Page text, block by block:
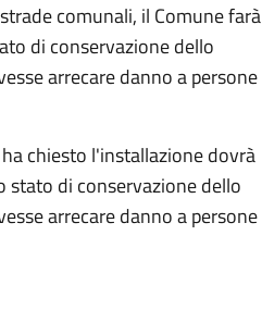
comunali, il Comune farà
di conservazione dello
arrecare danno a persone
chiesto l'installazione dovrà
di conservazione dello
arrecare danno a persone